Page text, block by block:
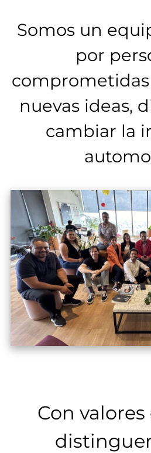
Somos un
por
comprometidas
nuevas ideas,
cambiar la
Con